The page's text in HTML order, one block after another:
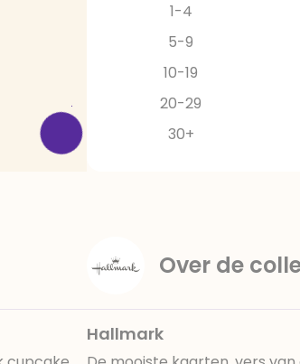
1-4
5-9
10-19
20-29
30+
Over de
Hallmark